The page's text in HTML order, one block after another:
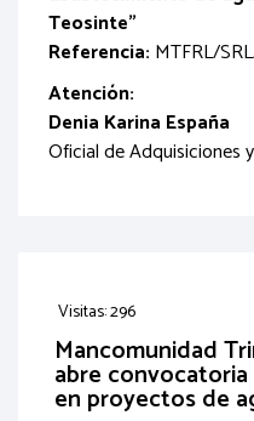
Teosinte"
Referencia: MTFRL/
Atención:
Denia Karina España
Oficial de Adquisiciones
Visitas: 296
Mancomunidad
abre
en proyectos de